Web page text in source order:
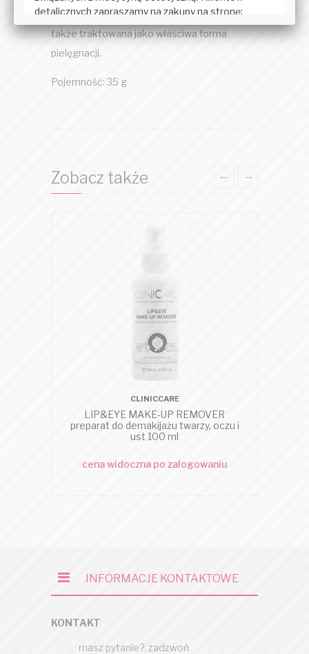
regenerujących masek. Maska może być
także traktowana jako właściwa forma
pielęgnacji.
Pojemność: 35 g
Zobacz także
CLINICCARE
LIP&EYE MAKE-UP REMOVER
preparat do demakijażu twarzy, oczu i
ust 100 ml
cena widoczna po zalogowaniu
INFORMACJE KONTAKTOWE
KONTAKT
masz pytanie?, zadzwoń